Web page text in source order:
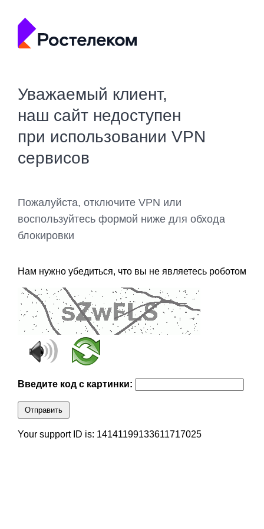
Уважаемый клиент,
наш сайт недоступен
при использовании VPN
сервисов
Пожалуйста, отключите VPN или
воспользуйтесь формой ниже для обхода
блокировки
Нам нужно убедиться, что вы не являетесь роботом
Введите код с картинки:
Отправить
Your support ID is: 14141199133611717025